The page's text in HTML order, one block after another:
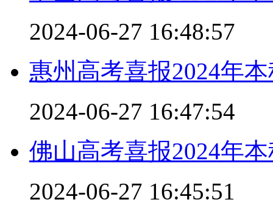
2024-06-27 16:48:57
惠州高考喜报2024年
2024-06-27 16:47:54
佛山高考喜报2024年
2024-06-27 16:45:51